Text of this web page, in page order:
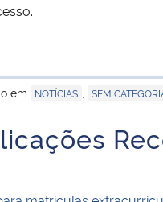
em
NOTÍCIAS SEM